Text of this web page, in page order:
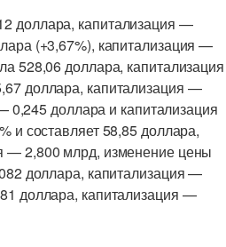
доллара, капитализация —
(+3,67%), капитализация —
528,06 доллара, капитализация
доллара, капитализация —
0,245 доллара и капитализация
и составляет 58,85 доллара,
— 2,800 млрд, изменение цены
доллара, капитализация —
доллара, капитализация —